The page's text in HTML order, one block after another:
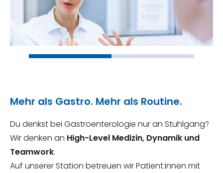
Mehr als Gastro. Mehr als Routine.
Du denkst bei Gastroenterologie nur an Stuhlgang?
Wir denken an High-Level Medizin, Dynamik und
Teamwork.
Auf unserer Station betreuen wir Patient:innen mit